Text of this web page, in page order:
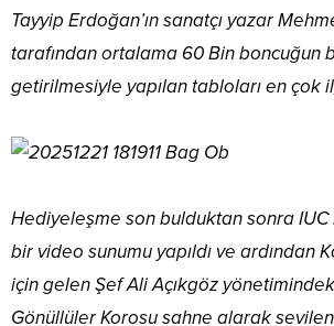
bir video sunumu yapıldı ve ardından
için gelen Şef Ali Açıkgöz
Gönüllüler Korosu sahne alarak
çocuklara zevki dakikalar yaşattı.
Türk mutfağından çeşitli lezzetlerin yer
misafirler yoğun ilgi gösterdi.
Etkinlik türküler eşliğinde yapılan